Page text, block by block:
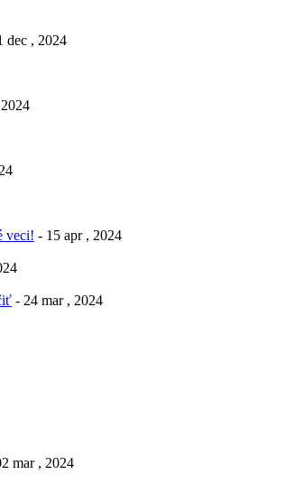
dec , 2024
veci! - 15 apr , 2024
- 24 mar , 2024
mar , 2024